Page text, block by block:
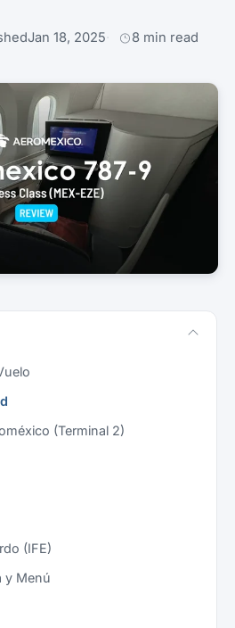
Jan 18, 2025 8 min read
(Terminal 2)
(IFE)
y Menú